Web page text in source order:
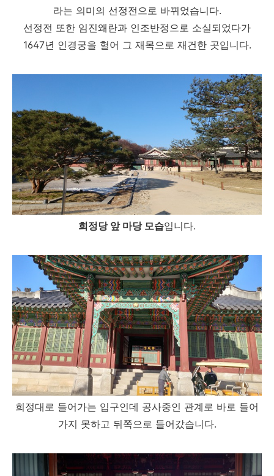
라는 의미의 선정전으로 바뀌었습니다.
선정전 또한 임진왜란과 인조반정으로 소실되었다가
1647년 인경궁을 헐어 그 재목으로 재건한 곳입니다.
희정당 앞 마당 모습입니다.
희정대로 들어가는 입구인데 공사중인 관계로 바로 들어
가지 못하고 뒤쪽으로 들어갔습니다.